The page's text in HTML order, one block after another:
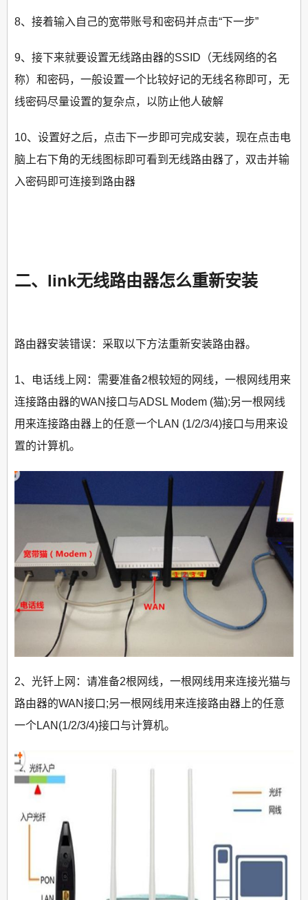
8、接着输入自己的宽带账号和密码并点击“下一步”
9、接下来就要设置无线路由器的SSID（无线网络的名
称）和密码，一般设置一个比较好记的无线名称即可，无
线密码尽量设置的复杂点，以防止他人破解
10、设置好之后，点击下一步即可完成安装，现在点击电
脑上右下角的无线图标即可看到无线路由器了，双击并输
入密码即可连接到路由器
二、link无线路由器怎么重新安装
路由器安装错误：采取以下方法重新安装路由器。
1、电话线上网：需要准备2根较短的网线，一根网线用来
连接路由器的WAN接口与ADSL Modem (猫);另一根网线
用来连接路由器上的任意一个LAN (1/2/3/4)接口与用来设
置的计算机。
2、光钎上网：请准备2根网线，一根网线用来连接光猫与
路由器的WAN接口;另一根网线用来连接路由器上的任意
一个LAN(1/2/3/4)接口与计算机。